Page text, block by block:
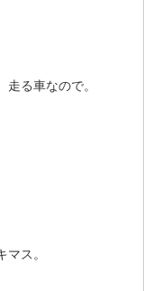
る車なので。
ス。